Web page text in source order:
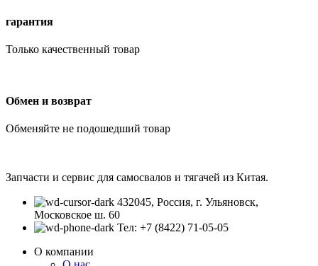
гарантия
Только качественный товар
Обмен и возврат
Обменяйте не подошедший товар
Запчасти и сервис для самосвалов и тягачей из Китая.
432045, Россия, г. Ульяновск,
Московское ш. 60
Тел: +7 (8422) 71-05-05
О компании